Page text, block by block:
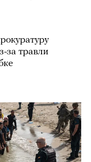
за травли